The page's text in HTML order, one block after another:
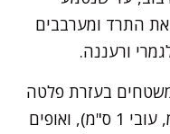
את התרד ומערבבים
ורעננה.
בעזרת פלטה
לצורת מלבן (בערך 30×40 ס"מ, עובי 1 ס"מ), ואופים